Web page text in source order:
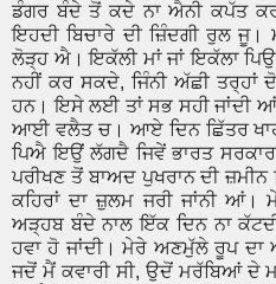
ਡੰਗਰ ਬੰਦੇ ਤੋਂ ਕਦੇ ਨਾ ਐਨੀ ਕਪੱਤ
ਇਹਦੀ ਬਿਚਾਰੇ ਦੀ ਜ਼ਿੰਦਗੀ ਰੁਲ ਜੂ।
ਲੋੜ੍ਹ ਐ। ਇਕੱਲੀ ਮਾਂ ਜਾਂ ਇਕੱਲਾ
ਨਹੀਂ ਕਰ ਸਕਦੇ, ਜਿੰਨੀ ਅੱਛੀ
ਹਨ। ਇਸੇ ਲਈ ਤਾਂ ਸਭ ਸਹੀ ਜਾਂਦੀ
ਆਈ ਵਲੈਤ ਚ। ਆਏ ਦਿਨ ਛਿੱਤਰ
ਪਿਐ ਇਉਂ ਲੱਗਦੈ ਜਿਵੇਂ ਭਾਰਤ
ਪਰੀਖਣ ਤੋਂ ਬਾਅਦ ਪੁਖਰਾਨ ਦੀ
ਕਹਿਰਾਂ ਦਾ ਜ਼ੁਲਮ ਜਰੀ ਜਾਂਨੀ
ਅੜ੍ਹਬ ਬੰਦੇ ਨਾਲ ਇੱਕ ਦਿਨ ਨਾ
ਹਵਾ ਹੋ ਜਾਂਦੀ। ਮੇਰੇ ਅਣਮੁੱਲੇ ਰੂਪ
ਜਦੋਂ ਮੈਂ ਕਵਾਰੀ ਸੀ, ਉਦੋਂ ਮਰੱਬਿਆਂ